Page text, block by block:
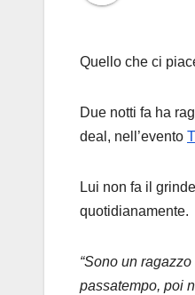
Quello che ci
Due notti fa ha
deal, nell’evento
Lui non fa il
quotidianamente.
“Sono un
passatempo, poi